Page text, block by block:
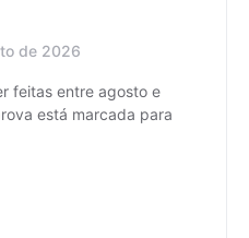
de 2026
feitas entre agosto e
está marcada para